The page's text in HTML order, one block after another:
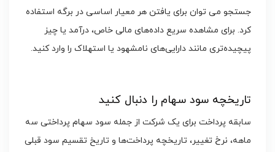
جستجو می توان برای یافتن هر معیار اساسی در برگه استفاده
کرد. برای مشاهده سریع داده‌های مالی خاص، درآمد یا چیز
پیچیده‌تری مانند دارایی‌های نامشهود یا استهلاک را وارد کنید.
تاریخچه سود سهام را دنبال کنید
سابقه پرداخت برای یک شرکت از جمله سود سهام پرداختی سه
ماهه، نرخ تغییر، تاریخچه پرداخت‌ها و تاریخ تقسیم سود قبلی